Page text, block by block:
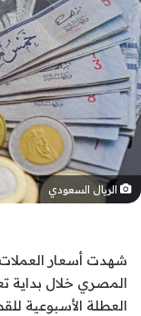
الريال السعودي
شهدت أسعار العملات
العطلة الأسبوعية